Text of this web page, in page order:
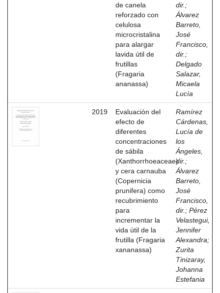
de canela
reforzado con
celulosa
microcristalina
para alargar
lavida útil de
frutillas
(Fragaria
ananassa)
dir. ;
Álvarez
Barreto,
José
Francisco,
dir. ;
Delgado
Salazar,
Micaela
Lucía
2019
Evaluación del
efecto de
diferentes
concentraciones
de sábila
(Xanthorrhoeaceae)
y cera carnauba
(Copernicia
prunifera) como
recubrimiento
para
incrementar la
vida útil de la
frutilla (Fragaria
xananassa)
Ramírez
Cárdenas,
Lucía de
los
Ángeles,
dir. ;
Álvarez
Barreto,
José
Francisco,
dir. ; Pérez
Velastegui,
Jennifer
Alexandra;
Zurita
Tinizaray,
Johanna
Estefania